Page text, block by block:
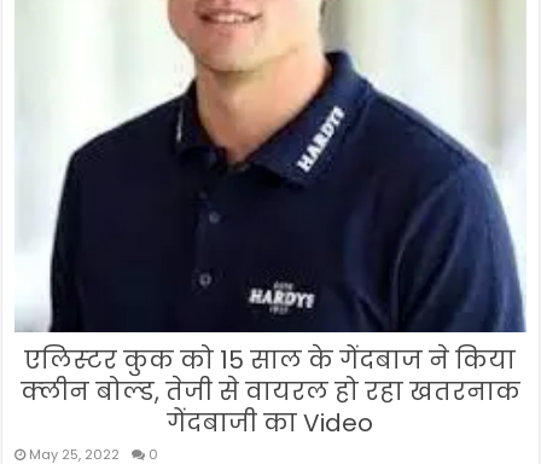
एलिस्‍टर कुक को 15 साल के गेंदबाज ने किया
क्‍लीन बोल्‍ड, तेजी से वायरल हो रहा खतरनाक
गेंदबाजी का Video
May 25, 2022 0